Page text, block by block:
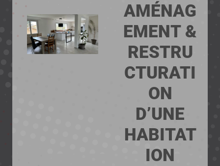
AMÉNAG
EMENT &
RESTRU
CTURATI
ON
D’UNE
HABITAT
ION